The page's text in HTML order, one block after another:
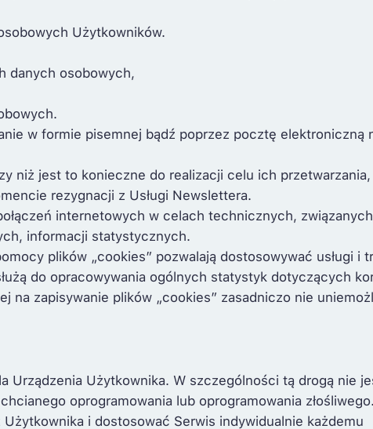
Użytkowników.
danych osobowych,
w formie pisemnej bądź poprzez pocztę elektroniczną
niż jest to konieczne do realizacji celu ich
rezygnacji z Usługi Newslettera.
internetowych w celach technicznych, związanych
informacji statystycznych.
plików „cookies” pozwalają dostosowywać usługi i
do opracowywania ogólnych statystyk dotyczących
na zapisywanie plików „cookies” zasadniczo nie
Urządzenia Użytkownika. W szczególności tą drogą nie
oprogramowania lub oprogramowania
i dostosować Serwis indywidualnie każdemu